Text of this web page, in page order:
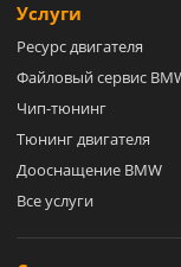
Услуги
Ресурс двигателя
Файловый сервис
Чип-тюнинг
Тюнинг двигателя
Дооснащение BMW
Все услуги